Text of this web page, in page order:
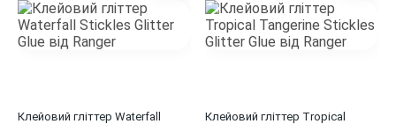
Клейовий гліттер Waterfall
Клейовий гліттер Tropical